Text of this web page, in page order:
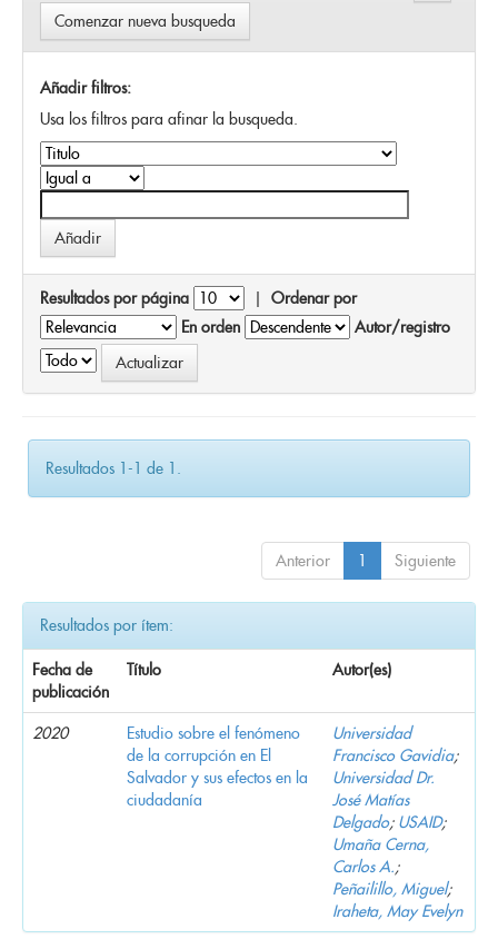
Comenzar nueva busqueda
Añadir filtros:
Usa los filtros para afinar la busqueda.
Resultados por página | Ordenar por
En orden
Autor/registro
Resultados 1-1 de 1.
Anterior 1 Siguiente
Resultados por ítem:
Fecha de
publicación
Título Autor(es)
2020
Estudio sobre el fenómeno
de la corrupción en El
Salvador y sus efectos en la
ciudadanía
Universidad
Francisco Gavidia;
Universidad Dr.
José Matías
Delgado; USAID;
Umaña Cerna,
Carlos A.;
Peñailillo, Miguel;
Iraheta, May Evelyn